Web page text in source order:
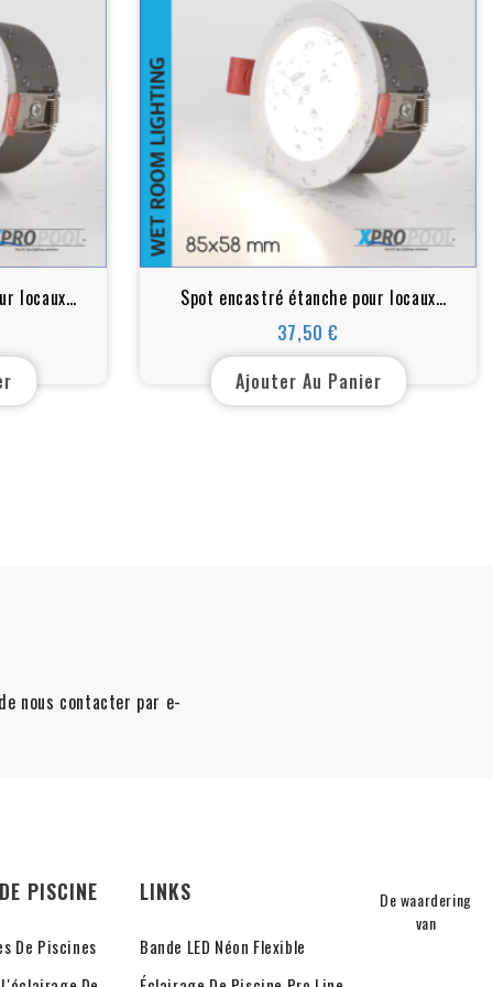
locaux
Spot encastré étanche pour locaux
humides - Blanc chaud, IP65,
85xH58mm ,12w
37,50 €
Prix
Ajouter Au Panier
nous contacter par e-
PISCINE
De Piscines
LINKS
Bande LED Néon Flexible
De waardering
van